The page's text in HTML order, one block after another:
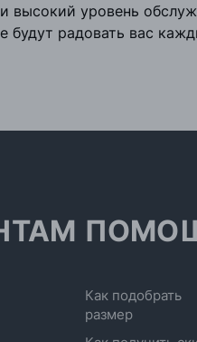
высокий уровень
будут радовать вас
Как подобрать
размер